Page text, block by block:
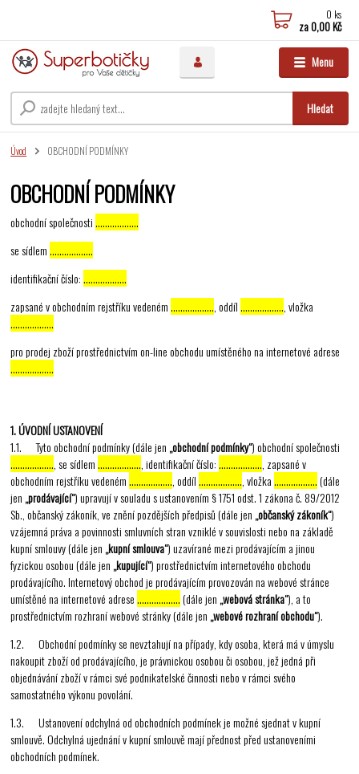
Menu
Hledat
0 ks
za0,00 Kč
Úvod OBCHODNÍ PODMÍNKY
OBCHODNÍ PODMÍNKY
obchodní společnosti ………………
se sídlem ………………
identifikační číslo: ………………
zapsané v obchodním rejstříku vedeném ………………, oddíl ………………, vložka
………………
pro prodej zboží prostřednictvím on-line obchodu umístěného na internetové adrese
………………
1. ÚVODNÍ USTANOVENÍ
1.1. Tyto obchodní podmínky (dále jen „obchodní podmínky“) obchodní společnosti
………………, se sídlem ………………, identifikační číslo: ………………, zapsané v
obchodním rejstříku vedeném ………………, oddíl ………………, vložka ………………(dále
jen „prodávající“) upravují v souladu s ustanovením § 1751 odst. 1 zákona č. 89/2012
Sb., občanský zákoník, ve znění pozdějších předpisů (dále jen „občanský zákoník“)
vzájemná práva a povinnosti smluvních stran vzniklé v souvislosti nebo na základě
kupní smlouvy (dále jen „kupní smlouva“) uzavírané mezi prodávajícím a jinou
fyzickou osobou (dále jen „kupující“) prostřednictvím internetového obchodu
prodávajícího. Internetový obchod je prodávajícím provozován na webové stránce
umístěné na internetové adrese ………………(dále jen „webová stránka“), a to
prostřednictvím rozhraní webové stránky (dále jen „webové rozhraní obchodu“).
1.2. Obchodní podmínky se nevztahují na případy, kdy osoba, která má v úmyslu
nakoupit zboží od prodávajícího, je právnickou osobou či osobou, jež jedná při
objednávání zboží v rámci své podnikatelské činnosti nebo v rámci svého
samostatného výkonu povolání.
1.3. Ustanovení odchylná od obchodních podmínek je možné sjednat v kupní
smlouvě. Odchylná ujednání v kupní smlouvě mají přednost před ustanoveními
obchodních podmínek.